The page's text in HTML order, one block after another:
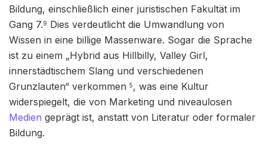
Bildung, einschließlich einer juristischen Fakultät im
Gang 7.9 Dies verdeutlicht die Umwandlung von
Wissen in eine billige Massenware. Sogar die Sprache
ist zu einem „Hybrid aus Hillbilly, Valley Girl,
innerstädtischem Slang und verschiedenen
Grunzlauten“ verkommen 5, was eine Kultur
widerspiegelt, die von Marketing und niveaulosen
Medien geprägt ist, anstatt von Literatur oder formaler
Bildung.